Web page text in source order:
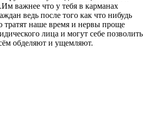
важнее что у тебя в карманах
ведь после того как что нибудь
тратят наше время и нервы проще
лица и могут себе позволить
обделяют и ущемляют.